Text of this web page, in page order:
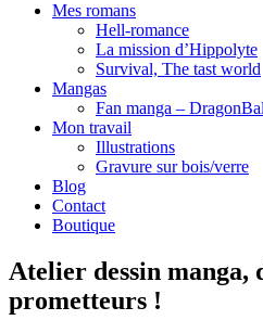
Mes romans
Hell-romance
La mission d’Hippolyte
Survival, The tast world
Mangas
Fan manga –
Mon travail
Illustrations
Gravure sur bois/verre
Blog
Contact
Boutique
Atelier dessin manga,
prometteurs !